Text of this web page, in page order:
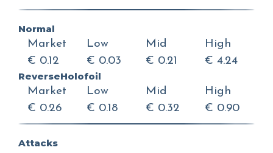
Normal
Market
€ 0.12
Low
€ 0.03
Mid
€ 0.21
High
€ 4.24
ReverseHolofoil
Market
€ 0.26
Low
€ 0.18
Mid
€ 0.32
High
€ 0.90
Attacks